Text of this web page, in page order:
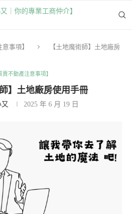
事項】
【土地魔術師】土地廠房
賣不動產注意事項】
】土地廠房使用手冊
2025 年 6 月 19 日